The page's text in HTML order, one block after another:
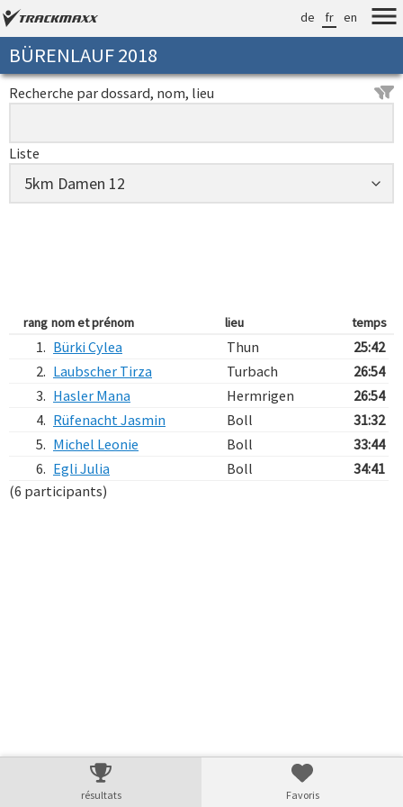
de fr en
BÜRENLAUF 2018
Recherche par dossard, nom, lieu
Liste
rang nom et prénom lieu temps
1. Bürki Cylea Thun
25:42
2. Laubscher Tirza Turbach
26:54
3. Hasler Mana Hermrigen
26:54
4. Rüfenacht Jasmin Boll
31:32
5. Michel Leonie Boll
33:44
6. Egli Julia Boll
34:41
(6 participants)
résultats Favoris